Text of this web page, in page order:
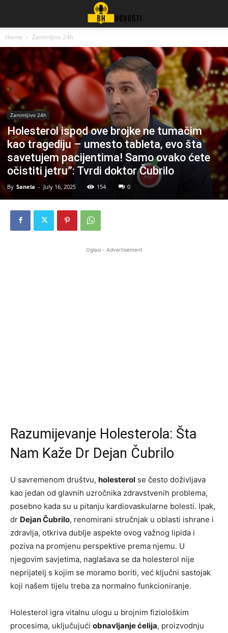
Home Zanimljivo 24h
Zanimljivo 24h
Holesterol ispod ove brojke ne tumačim
kao tragediju – umesto tableta, evo šta
savetujem pacijentima! Samo ovako ćete
očistiti jetru”: Tvrdi doktor Čubrilo
By Sanela - July 16, 2025 154 0
Oglasi - Advertisement
Razumijevanje Holesterola: Šta
Nam Kaže Dr Dejan Čubrilo
U savremenom društvu, holesterol se često doživljava
kao jedan od glavnih uzročnika zdravstvenih problema,
posebno kada su u pitanju kardiovaskularne bolesti. Ipak,
dr Dejan Čubrilo, renomirani stručnjak u oblasti ishrane i
zdravlja, otkriva dublje aspekte ovog važnog lipida i
poziva na promjenu perspektive prema njemu. U
njegovim savjetima, naglašava se da holesterol nije
neprijatelj s kojim se moramo boriti, već ključni sastojak
koji našem tijelu treba za normalno funkcioniranje.
Holesterol igra vitalnu ulogu u brojnim fiziološkim
procesima, uključujući obnavljanje ćelija, proizvodnju